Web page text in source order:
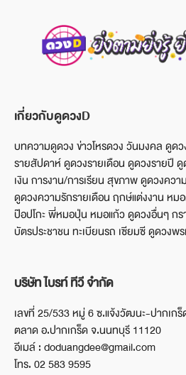
เกี่ยวกับดูดวงD
บทความดูดวง ข่าวโหรดวง วันมงคล ดูด
รายสัปดาห์ ดูดวงรายเดือน ดูดวงรายปี
เงิน การงาน/การเรียน สุขภาพ ดูดวงคว
ดูดวงความรักรายเดือน ฤกษ์แต่งงาน ห
ป๊อปโกะ พี่หมอปุ่น หมอแก้ว ดูดวงอื่นๆ ก
บัตรประชาชน ทะเบียนรถ เซียมซี ดูดวงพ
บริษัท ไบรท์ ทีวี จำกัด
เลขที่ 25/533 หมู่ 6 ซ.แจ้งวัฒนะ-ปากเก
ตลาด อ.ปากเกร็ด จ.นนทบุรี 11120
อีเมล์ : doduangdee@gmail.com
โทร. 02 583 9595